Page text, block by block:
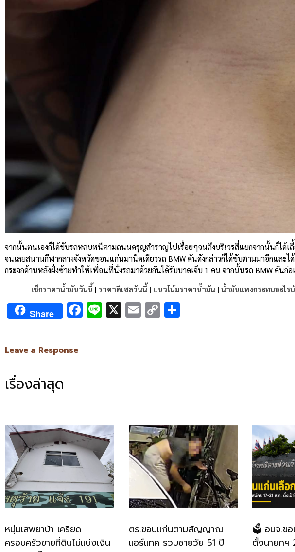
จากนั้นตนเองก็ได้ขับรถหลบหนีตามถนนดรุญสำราญไปเรื่อยๆจนถึงบริเวรสี่แยกจากนั้นก็ได้เ
จนเลยสนานกีฬากลางจังหวัดขอนแก่นมานิดเดียวรถ BMWคันดังกล่าวก็ได้ขับตามมาอีกและไ
กระจกด้านหลังฝั่งซ้ายทำให้เพื่อนที่นั่งรถมาด้วยกันได้รับบาดเจ็บ 1 คน จากนั้นรถ BMWคันก่อ
เช็กราคาน้ำมันวันนี้ | ราคาดีเซลวันนี้ | แนวโน้มราคาน้ำมัน | น้ำมันแพงกระทบอะไร
Share Facebook
Line
X Email
Copy
Leave a Response
เรื่องล่าสุด
หนุ่มเสพยาบ้า เครียด
ครอบครัวขายที่ดินไม่แบ่งเงิน
ตร.ขอนแก่นตามสัญญาณ
แอร์แทค รวบชายวัย 51 ปี
🗳️ อบจ.ขอ
ตั้งนายกฯ